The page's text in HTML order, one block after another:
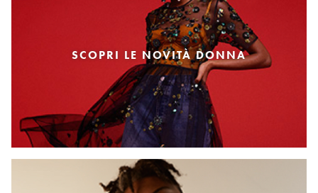
SCOPRI LE NOVITÀ DONNA